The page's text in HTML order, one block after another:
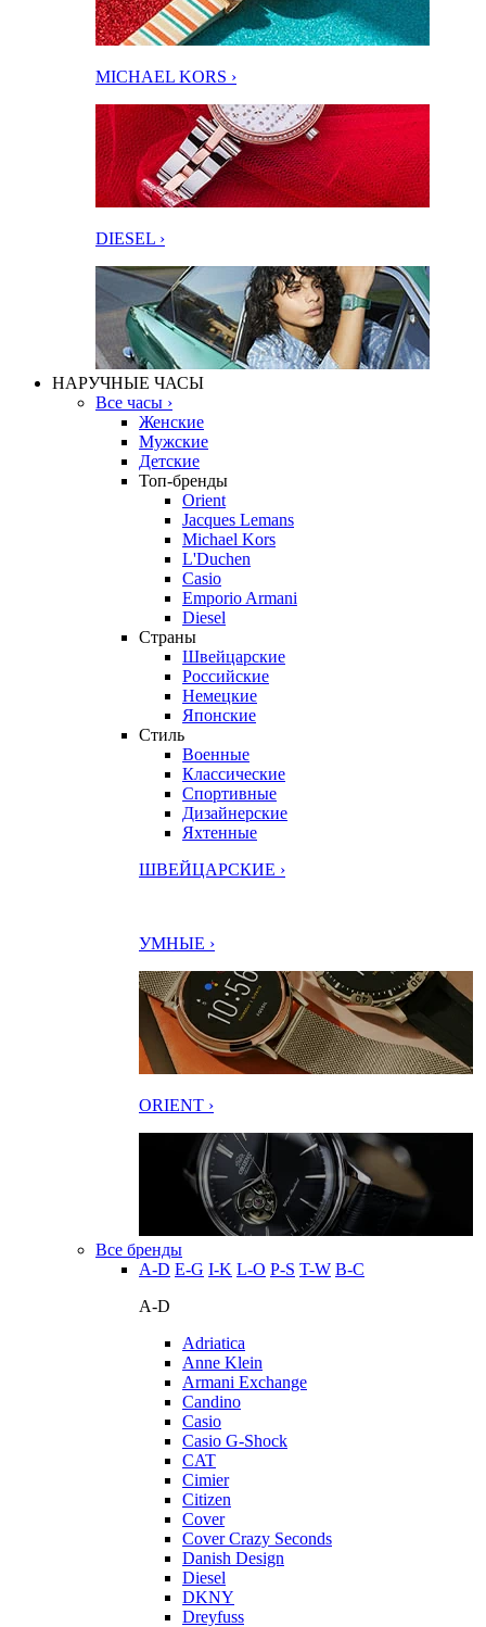
MICHAEL KORS ›
DIESEL ›
НАРУЧНЫЕ ЧАСЫ
Все часы ›
Женские
Мужские
Детские
Топ-бренды
Orient
Jacques Lemans
Michael Kors
L'Duchen
Casio
Emporio Armani
Diesel
Страны
Швейцарские
Российские
Немецкие
Японские
Стиль
Военные
Классические
Спортивные
Дизайнерские
Яхтенные
ШВЕЙЦАРСКИЕ ›
УМНЫЕ ›
ORIENT ›
Все бренды
A-D E-G I-K L-O P-S T-W В-С
A-D
Adriatica
Anne Klein
Armani Exchange
Candino
Casio
Casio G-Shock
CAT
Cimier
Citizen
Cover
Cover Crazy Seconds
Danish Design
Diesel
DKNY
Dreyfuss